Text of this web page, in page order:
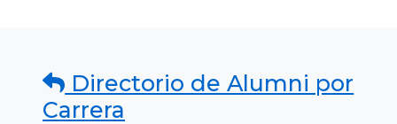
Directorio de Alumni por
Carrera